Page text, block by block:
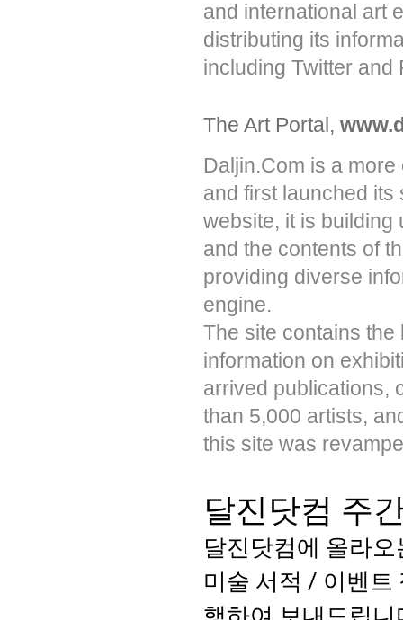
and international art
distributing its
including Twitter and
The Art Portal,
Daljin.Com is a
and first launched its
website, it is building
and the contents of
providing diverse
engine.
The site contains the
information on
arrived publications,
than 5,000 artists,
this site was